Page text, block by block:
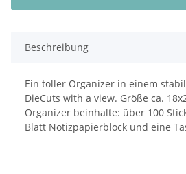
Beschreibung
Ein toller Organizer in einem
DieCuts with a view. Größe ca.
Organizer beinhalte: über 100
Blatt Notizpapierblock und eine